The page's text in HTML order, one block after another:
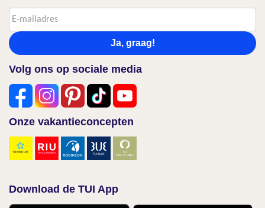
Ja, graag!
Volg ons op sociale media
Onze vakantieconcepten
Download de TUI App